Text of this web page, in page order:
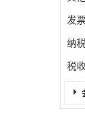
发
纳
税